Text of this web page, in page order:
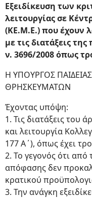
Εξειδίκευση των
λειτουργίας σε
(ΚΕ.Μ.Ε.) που έχουν
με τις διατάξεις
ν. 3696/2008 όπως
Η ΥΠΟΥΡΓΟΣ
ΘΡΗΣΚΕΥΜΑΤΩΝ
Έχοντας υπόψη:
1. Τις διατάξεις του
και λειτουργία
177 Α΄), όπως έχει
2. Το γεγονός ότι από
απόφασης δεν
κρατικού
3. Την ανάγκη